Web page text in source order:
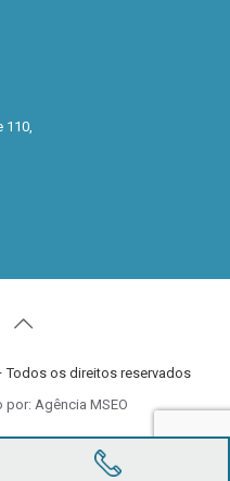
Todos os direitos reservados
por: Agência MSEO